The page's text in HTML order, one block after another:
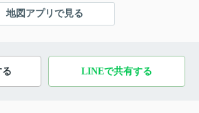
地図アプリで見る
LINEで共有する